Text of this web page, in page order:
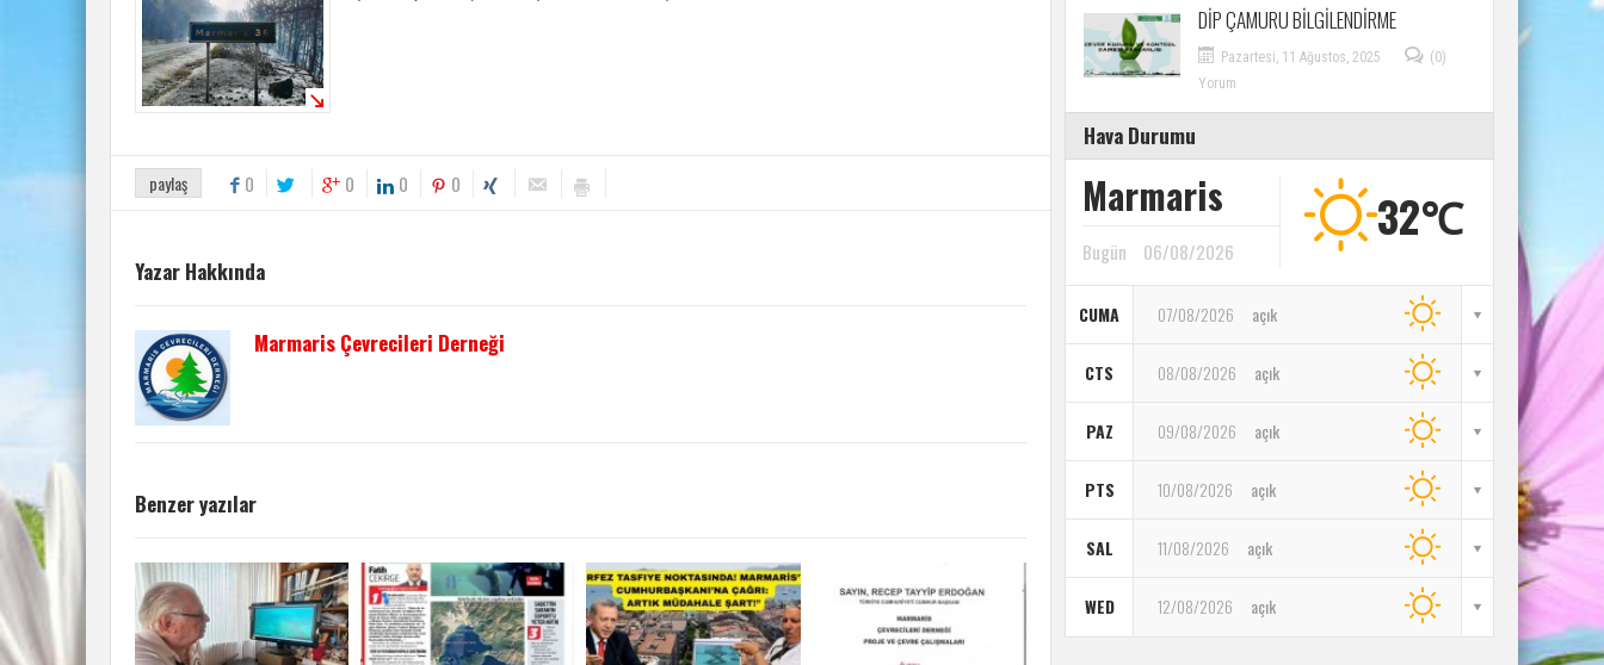
paylaş 0 0 0 0
Yazar Hakkında
Marmaris Çevrecileri Derneği
Benzer yazılar
DİP ÇAMURU BİLGİLENDİRME
Pazartesi, 11 Ağustos, 2025
(0)
Yorum
Hava Durumu
Marmaris
Bugün 06/08/2026
32℃
CUMA 07/08/2026 açık
CTS 08/08/2026 açık
PAZ 09/08/2026 açık
PTS 10/08/2026 açık
SAL 11/08/2026 açık
WED 12/08/2026 açık